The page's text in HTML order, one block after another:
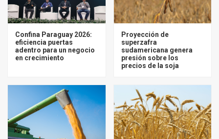
Confina Paraguay 2026:
eficiencia puertas
adentro para un negocio
en crecimiento
Proyección de
superzafra
sudamericana genera
presión sobre los
precios de la soja